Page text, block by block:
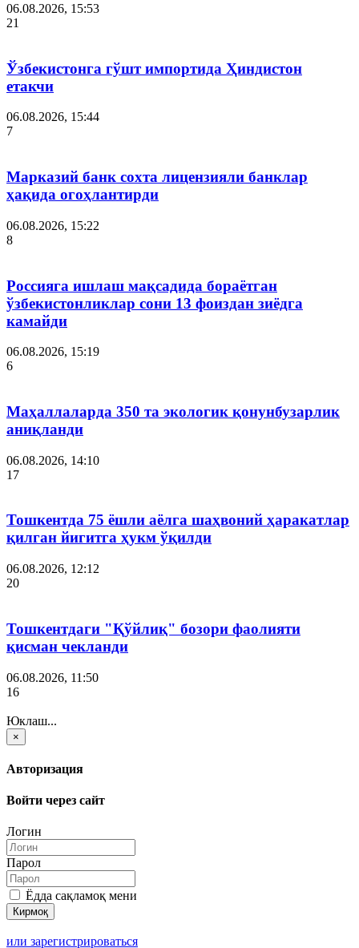
06.08.2026, 15:53
21
Ўзбекистонга гўшт импортида Ҳиндистон
етакчи
06.08.2026, 15:44
7
Марказий банк сохта лицензияли банклар
ҳақида огоҳлантирди
06.08.2026, 15:22
8
Россияга ишлаш мақсадида бораётган
ўзбекистонликлар сони 13 фоиздан зиёдга
камайди
06.08.2026, 15:19
6
Маҳаллаларда 350 та экологик қонунбузарлик
аниқланди
06.08.2026, 14:10
17
Тошкентда 75 ёшли аёлга шаҳвоний ҳаракатлар
қилган йигитга ҳукм ўқилди
06.08.2026, 12:12
20
Тошкентдаги "Қўйлиқ" бозори фаолияти
қисман чекланди
06.08.2026, 11:50
16
Юклаш...
×
Авторизация
Войти через сайт
Логин
Парол
Ёдда сақламоқ мени
или зарегистрироваться